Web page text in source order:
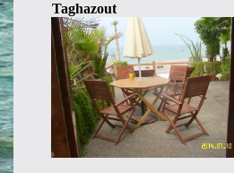
Taghazout